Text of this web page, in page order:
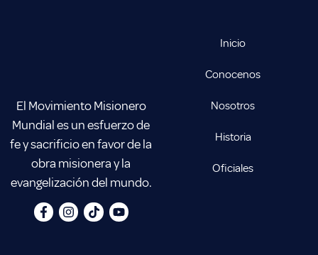
El Movimiento Misionero
Mundial es un esfuerzo de
fe y sacrificio en favor de la
obra misionera y la
evangelización del mundo.
Inicio
Conocenos
Nosotros
Historia
Oficiales